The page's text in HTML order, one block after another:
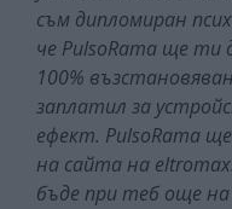
съм дипломиран
че PulsoRama ще ти
100%
заплатил за
ефект. PulsoRama
на сайта на
бъде при теб още